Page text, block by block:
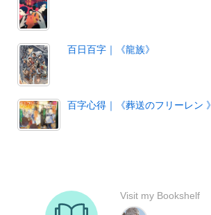
百日百字｜《龍族》
百字心得｜《葬送のフリーレン 》